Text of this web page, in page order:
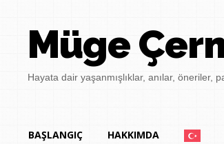
Müge
Hayata dair yaşanmışlıklar, anılar, öneriler,
BAŞLANGIÇ HAKKIMDA